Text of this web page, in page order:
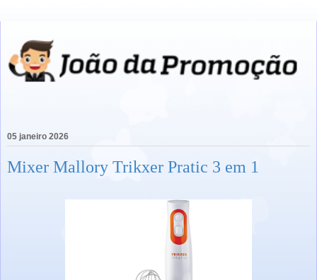
05 janeiro 2026
Mixer Mallory Trikxer Pratic 3 em 1